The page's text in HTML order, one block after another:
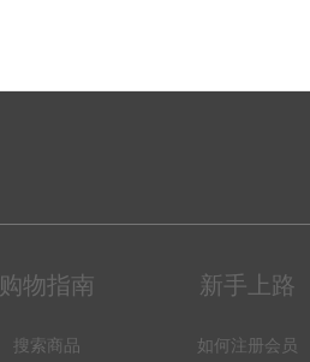
购物指南
搜索商品
新手上路
如何注册会员